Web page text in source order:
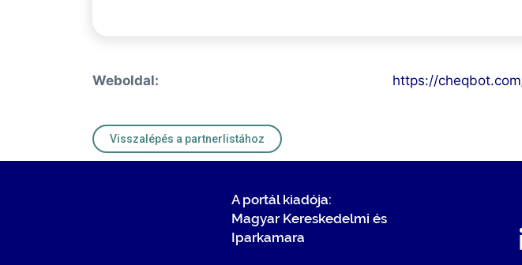
Weboldal: https://
Visszalépés a partnerlistához
A portál kiadója:
Magyar Kereskedelmi és
Iparkamara